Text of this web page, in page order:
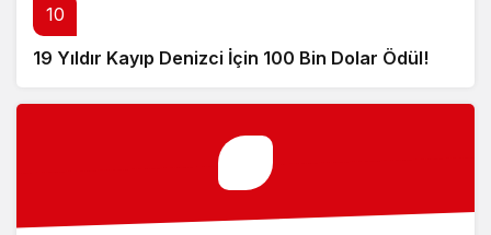
10
19 Yıldır Kayıp Denizci İçin 100 Bin Dolar Ödül!